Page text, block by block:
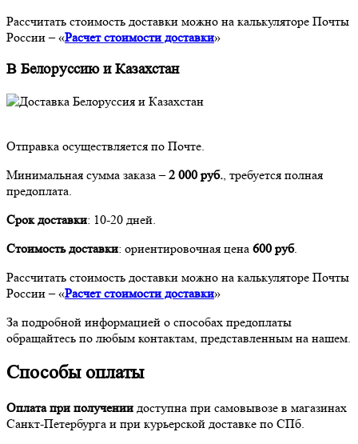
Рассчитать стоимость доставки можно на калькуляторе Почты
России – «Расчет стоимости доставки»
В Белоруссию и Казахстан
Отправка осуществляется по Почте.
Минимальная сумма заказа –2 000 руб. , требуется полная
предоплата.
Срок доставки: 10-20 дней.
Стоимость доставки: ориентировочная цена 600 руб.
Рассчитать стоимость доставки можно на калькуляторе Почты
России – «Расчет стоимости доставки»
За подробной информацией о способах предоплаты
обращайтесь по любым контактам, представленным на нашем.
Способы оплаты
Оплата при получении доступна при самовывозе в магазинах
Санкт-Петербурга и при курьерской доставке по СПб.